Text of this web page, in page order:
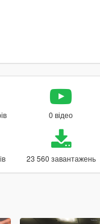
0 відео
23 560 завантажень